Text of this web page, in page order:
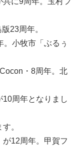
23周年。
小牧市「ぶるぅ
・8周年。北
周年となりまし
。
12周年。甲賀フ